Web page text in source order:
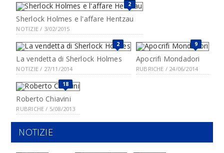
2
Sherlock Holmes e l'affare Hentzau
NOTIZIE / 3/02/2015
2
La vendetta di Sherlock Holmes
NOTIZIE / 27/11/2014
9
Apocrifi Mondadori
RUBRICHE / 24/06/2014
18
Roberto Chiavini
RUBRICHE / 5/08/2013
NOTIZIE